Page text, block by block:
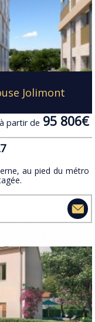
Jolimont
à partir de 95 806€
au pied du métro